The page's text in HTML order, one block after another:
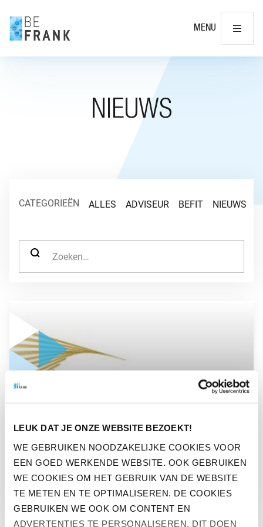
LEUK DAT JE ONZE WEBSITE BEZOEKT!
WE GEBRUIKEN NOODZAKELIJKE COOKIES VOOR
EEN GOED WERKENDE WEBSITE. OOK GEBRUIKEN
WE COOKIES OM HET GEBRUIK VAN DE WEBSITE
TE METEN EN TE OPTIMALISEREN. DE COOKIES
GEBRUIKEN WE OOK OM CONTENT EN
ADVERTENTIES TE PERSONALISEREN. DIT DOEN
MENU
NIEUWS
CATEGORIEËN ALLES ADVISEUR BEFIT NIEUWS
ZOEK NAAR:
PENSIOENVERGELIJKER AFM
SCHOT IN DE ROOS?